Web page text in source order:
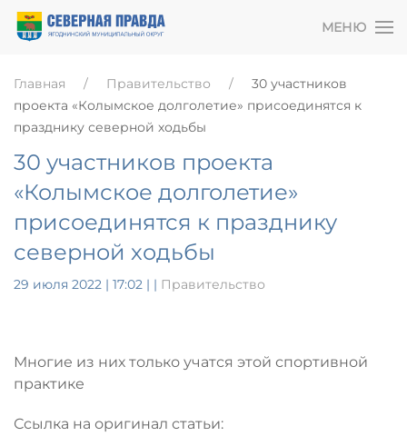
МЕНЮ
Главная Правительство
30 участников
проекта «Колымское долголетие» присоединятся к
празднику северной ходьбы
30 участников проекта
«Колымское долголетие»
присоединятся к празднику
северной ходьбы
29 июля 2022 | 17:02 | | Правительство
Многие из них только учатся этой спортивной
практике
Ссылка на оригинал статьи: